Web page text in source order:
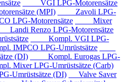
VGI LPG-Motorensätze
(MPI)
Zavoli LPG-
Motorensätze
Mixer
Renzo LPG-Motorensätze
Kompl. VGI LPG-
LPG-Umrüstsätze
(DI)
Kompl. Eurogas LPG-
LPG-Umrüstsätze (Carb)
Umrüstsätze (DI)
Valve Saver